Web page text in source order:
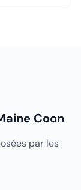
Coon
par les